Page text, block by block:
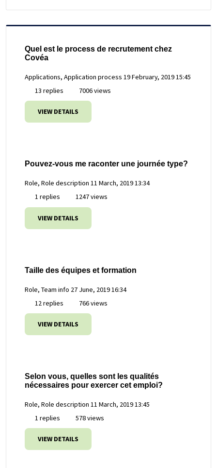
Quel est le process de recrutement chez
Covéa
Applications, Application process 19 February, 2019 15:45
13 replies
7006 views
VIEW DETAILS
Pouvez-vous me raconter une journée type?
Role, Role description 11 March, 2019 13:34
1 replies
1247 views
VIEW DETAILS
Taille des équipes et formation
Role, Team info 27 June, 2019 16:34
12 replies
766 views
VIEW DETAILS
Selon vous, quelles sont les qualités
nécessaires pour exercer cet emploi?
Role, Role description 11 March, 2019 13:45
1 replies
578 views
VIEW DETAILS